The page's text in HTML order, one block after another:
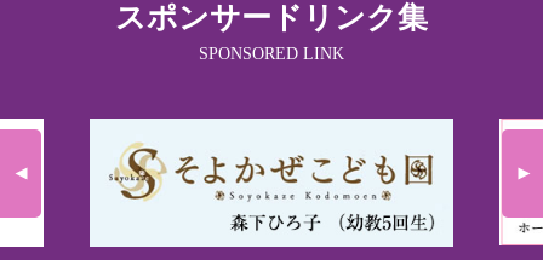
スポンサードリンク集
SPONSORED LINK